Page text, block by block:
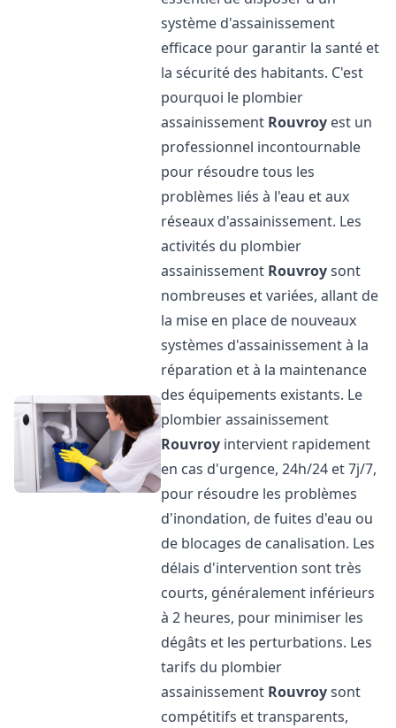
système d'assainissement
efficace pour garantir la santé et
la sécurité des habitants. C'est
pourquoi le plombier
assainissement Rouvroy est un
professionnel incontournable
pour résoudre tous les
problèmes liés à l'eau et aux
réseaux d'assainissement. Les
activités du plombier
assainissement Rouvroysont
nombreuses et variées, allant de
la mise en place de nouveaux
systèmes d'assainissement à la
réparation et à la maintenance
des équipements existants. Le
plombier assainissement
Rouvroy intervient rapidement
en cas d'urgence, 24h/24 et 7j/7,
pour résoudre les problèmes
d'inondation, de fuites d'eau ou
de blocages de canalisation. Les
délais d'intervention sont très
courts, généralement inférieurs
à 2 heures, pour minimiser les
dégâts et les perturbations. Les
tarifs du plombier
assainissement Rouvroysont
compétitifs et transparents,